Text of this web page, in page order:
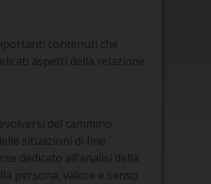
contenuti che
aspetti della relazione
del cammino
situazioni di fine
dedicato all’analisi della
persona, valore e senso